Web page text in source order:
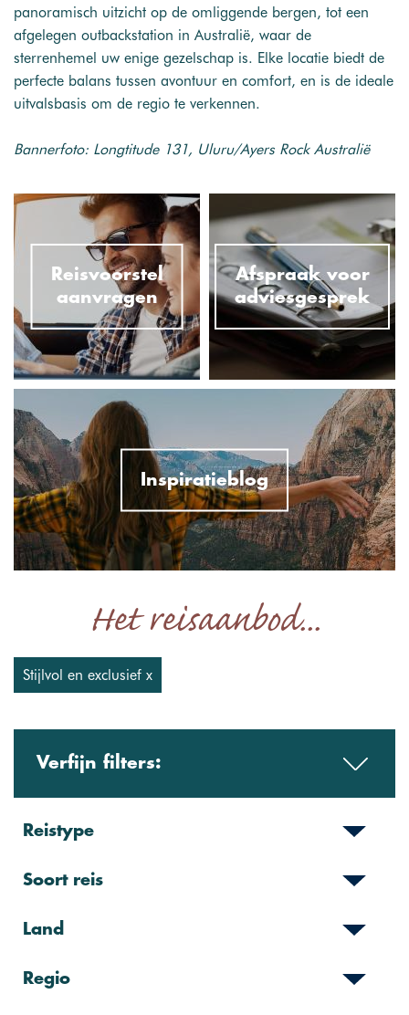
panoramisch uitzicht op de omliggende bergen, tot een
afgelegen outbackstation in Australië, waar de
sterrenhemel uw enige gezelschap is. Elke locatie biedt de
perfecte balans tussen avontuur en comfort, en is de ideale
uitvalsbasis om de regio te verkennen.
Bannerfoto: Longtitude 131, Uluru/Ayers Rock Australië
Reisvoorstel
aanvragen
Afspraak voor
adviesgesprek
Inspiratieblog
Het reisaanbod...
Stijlvol en exclusief x
Verfijn filters:
Reistype
Soort reis
Land
Regio